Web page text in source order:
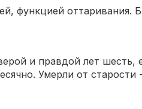
функцией оттаривания.
и правдой лет шесть,
Умерли от